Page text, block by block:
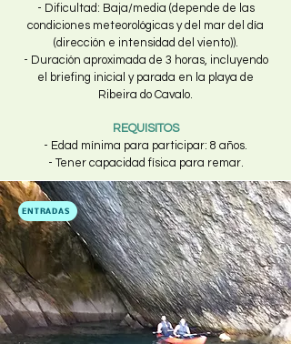
- Dificultad: Baja/media (depende de las
condiciones meteorológicas y del mar del día
(dirección e intensidad del viento)).
- Duración aproximada de 3 horas, incluyendo
el briefing inicial y parada en la playa de
Ribeira do Cavalo.
REQUISITOS
- Edad mínima para participar: 8 años.
- Tener capacidad física para remar.
ENTRADAS